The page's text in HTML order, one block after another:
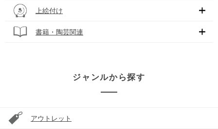
上絵付け
書籍・陶芸関連
ジャンルから探す
アウトレット